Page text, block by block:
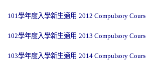
101學年度入學新生適用 2012 Compulsory
102學年度入學新生適用 2013 Compulsory
103學年度入學新生適用 2014 Compulsory